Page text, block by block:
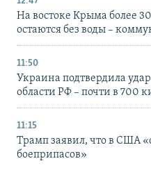
На востоке Крыма более
остаются без воды –
11:50
Украина подтвердила
области РФ – почти в 700
11:15
Трамп заявил, что в США
боеприпасов»